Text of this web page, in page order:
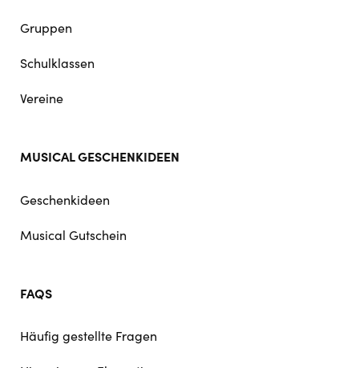
Gruppen
Schulklassen
Vereine
MUSICAL GESCHENKIDEEN
Geschenkideen
Musical Gutschein
FAQS
Häufig gestellte Fragen